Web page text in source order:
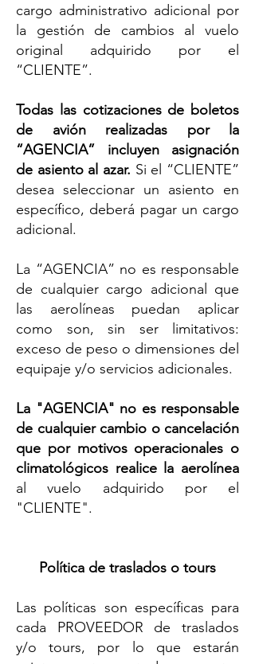
cargo administrativo adicional por
la gestión de cambios al vuelo
original adquirido por el
“CLIENTE”.
Todas las cotizaciones de boletos
de avión realizadas por la
“AGENCIA” incluyen asignación
de asiento al azar. Si el “CLIENTE”
desea seleccionar un asiento en
específico, deberá pagar un cargo
adicional.
La “AGENCIA” no es responsable
de cualquier cargo adicional que
las aerolíneas puedan aplicar
como son, sin ser limitativos:
exceso de peso o dimensiones del
equipaje y/o servicios adicionales.
La "AGENCIA" no es responsable
de cualquier cambio o cancelación
que por motivos operacionales o
climatológicos realice la aerolínea
al vuelo adquirido por el
"CLIENTE".
Política de traslados o tours
Las políticas son específicas para
cada PROVEEDOR de traslados
y/o tours, por lo que estarán